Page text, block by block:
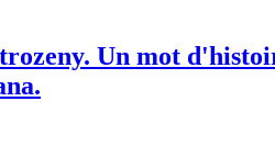
Un mot